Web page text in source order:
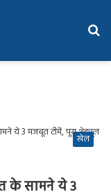
खेल
के सामने ये 3